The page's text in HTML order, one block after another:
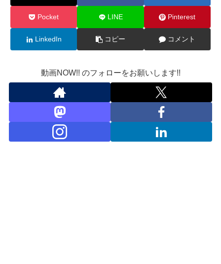
Pocket LINE Pinterest
LinkedIn コピー コメント
動画NOW!! のフォローをお願いします!!